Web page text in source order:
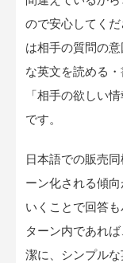
ので安心してく
は相手の質問の
な英文を読める
「相手の欲しい
です。
日本語での販売
ーン化される傾
いくことで回答
ターン内であれ
潔に、シンプル